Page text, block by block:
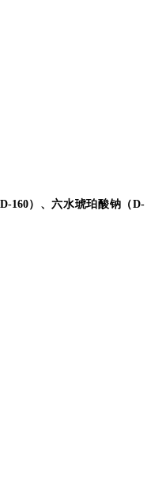
160）、六水琥珀酸钠（D-